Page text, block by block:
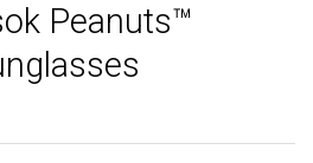
Peanuts™